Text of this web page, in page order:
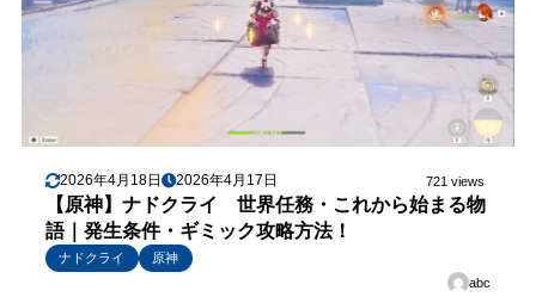
2026年4月18日 2026年4月17日 721 views
【原神】ナドクライ 世界任務・これから始まる物
語｜発生条件・ギミック攻略方法！
ナドクライ
原神
abc